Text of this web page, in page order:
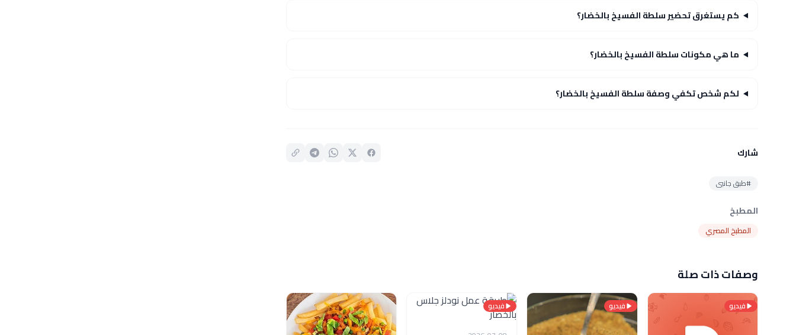
كم يستغرق تحضير سلطة الفسيخ بالخضار؟
ما هي مكونات سلطة الفسيخ بالخضار؟
لكم شخص تكفي وصفة سلطة الفسيخ بالخضار؟
شارك
#طبق جانبى
المطبخ
المطبخ المصري
وصفات ذات صلة
فيديو فيديو فيديو